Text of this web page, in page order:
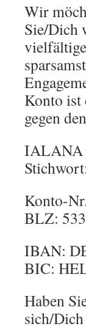
Wir
Sie/Dich
Konto ist
gegen
IALANA
Konto-
BLZ:
IBAN:
BIC:
Haben
sich/